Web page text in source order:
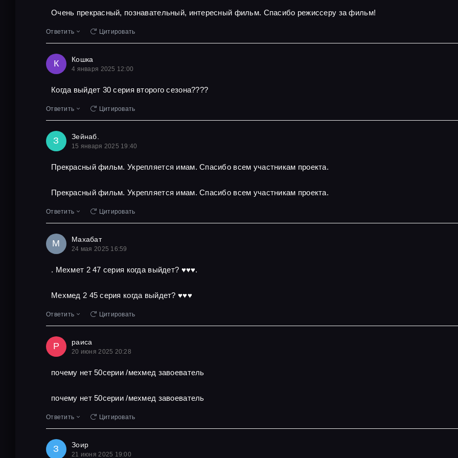
Очень прекрасный, познавательный, интересный фильм. Спасибо режиссеру за фильм!
Ответить Цитировать
К Кошка
4 января 2025 12:00
Когда выйдет 30 серия второго сезона????
Ответить Цитировать
З Зейнаб.
15 января 2025 19:40
Прекрасный фильм. Укрепляется имам. Спасибо всем участникам проекта.
Прекрасный фильм. Укрепляется имам. Спасибо всем участникам проекта.
Ответить Цитировать
М Махабат
24 мая 2025 16:59
. Мехмет 2 47 серия когда выйдет? ♥️♥️♥️.
Мехмед 2 45 серия когда выйдет? ♥️♥️♥️
Ответить Цитировать
Р раиса
20 июня 2025 20:28
почему нет 50серии /мехмед завоеватель
почему нет 50серии /мехмед завоеватель
Ответить Цитировать
З Зоир
21 июня 2025 19:00